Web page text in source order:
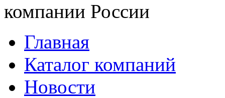
компании России
Главная
Каталог компаний
Новости